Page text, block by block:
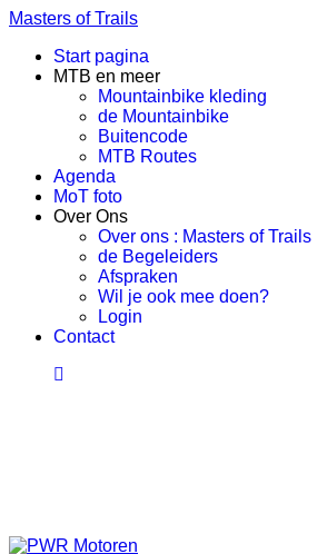
Masters of Trails
Start pagina
MTB en meer
Mountainbike kleding
de Mountainbike
Buitencode
MTB Routes
Agenda
MoT foto
Over Ons
Over ons : Masters of Trails
de Begeleiders
Afspraken
Wil je ook mee doen?
Login
Contact